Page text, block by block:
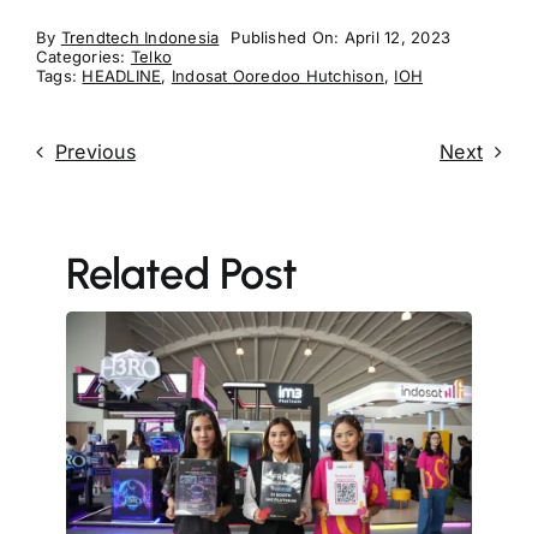
By Trendtech Indonesia
Published On: April 12, 2023
Categories: Telko
Tags: HEADLINE, Indosat Ooredoo Hutchison, IOH
Previous Next
Related Post